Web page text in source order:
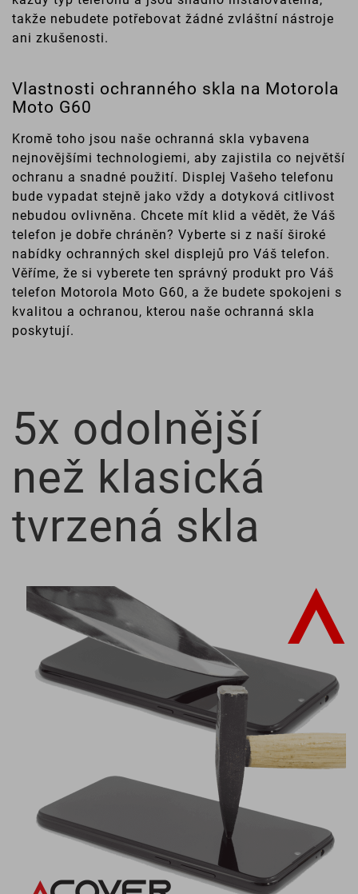
takže nebudete potřebovat žádné zvláštní nástroje
ani zkušenosti.
Vlastnosti ochranného skla na Motorola
Moto G60
Kromě toho jsou naše ochranná skla vybavena
nejnovějšími technologiemi, aby zajistila co největší
ochranu a snadné použití. Displej Vašeho telefonu
bude vypadat stejně jako vždy a dotyková citlivost
nebudou ovlivněna. Chcete mít klid a vědět, že Váš
telefon je dobře chráněn? Vyberte si z naší široké
nabídky ochranných skel displejů pro Váš telefon.
Věříme, že si vyberete ten správný produkt pro Váš
telefon Motorola Moto G60, a že budete spokojeni s
kvalitou a ochranou, kterou naše ochranná skla
poskytují.
5x odolnější
než klasická
tvrzená skla